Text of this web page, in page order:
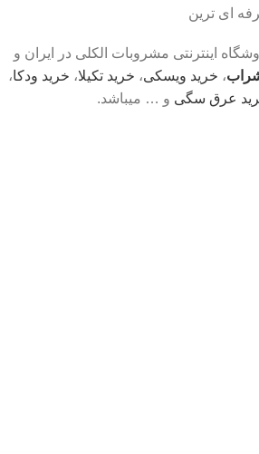
ای ترین
اینترنتی مشروبات الکلی در ایران و
شراب، خرید ویسکی، خرید تکیلا، خرید ودکا،
عرق سگی و … میباشد.